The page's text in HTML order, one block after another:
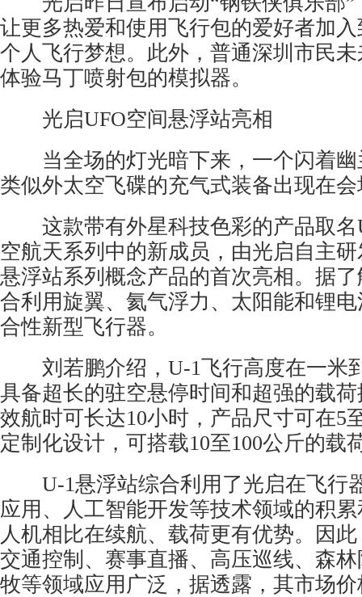
让更多热爱和使用飞行包的爱好者加
个人飞行梦想。此外，普通深圳市民
体验马丁喷射包的模拟器。
光启UFO空间悬浮站亮相
当全场的灯光暗下来，一个闪着幽
类似外太空飞碟的充气式装备出现在
这款带有外星科技色彩的产品取名
空航天系列中的新成员，由光启自主
悬浮站系列概念产品的首次亮相。据
合利用旋翼、氦气浮力、太阳能和锂
合性新型飞行器。
刘若鹏介绍，U-1飞行高度在一米
具备超长的驻空悬停时间和超强的载
效航时可长达10小时，产品尺寸可在5
定制化设计，可搭载10至100公斤的载
U-1悬浮站综合利用了光启在飞行
应用、人工智能开发等技术领域的积
人机相比在续航、载荷更有优势。因
交通控制、赛事直播、高压巡线、森
牧等领域应用广泛，据透露，其市场